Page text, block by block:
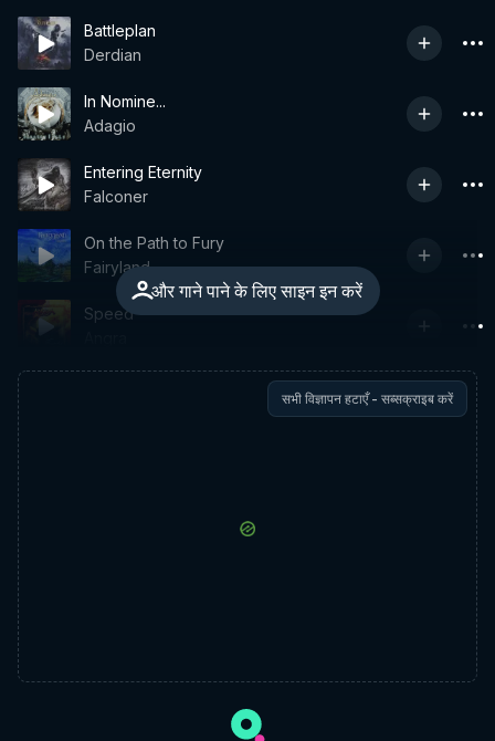
Battleplan
Derdian
In Nomine...
Adagio
Entering Eternity
Falconer
और गाने पाने के लिए साइन इन करें
On the Path to Fury
Fairyland
Speed
सभी विज्ञापन हटाएँ - सब्सक्राइब करें